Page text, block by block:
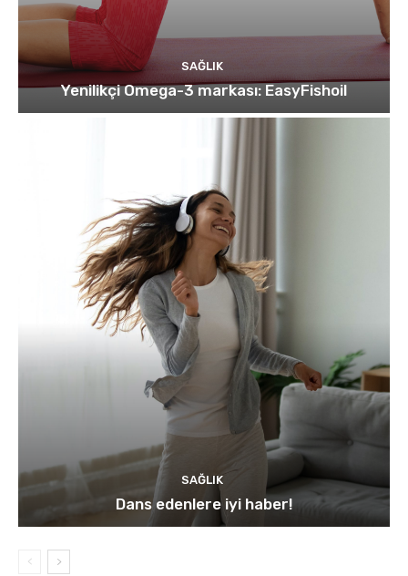
SAĞLIK
Yenilikçi Omega-3 markası: EasyFishoil
SAĞLIK
Dans edenlere iyi haber!